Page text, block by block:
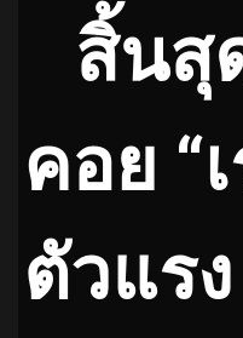
สิ้นสุ
คอย “
ตัวแร